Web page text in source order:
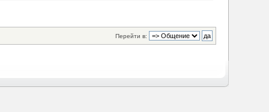
Перейти в: